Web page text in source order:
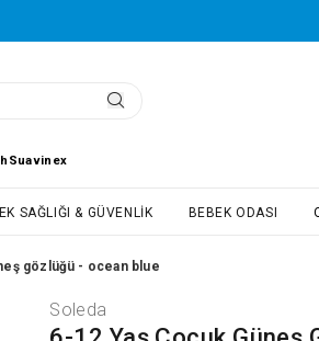
Suavinex
SAĞLIĞI & GÜVENLIK BEBEK ODASI
gözlüğü - ocean blue
Soleda